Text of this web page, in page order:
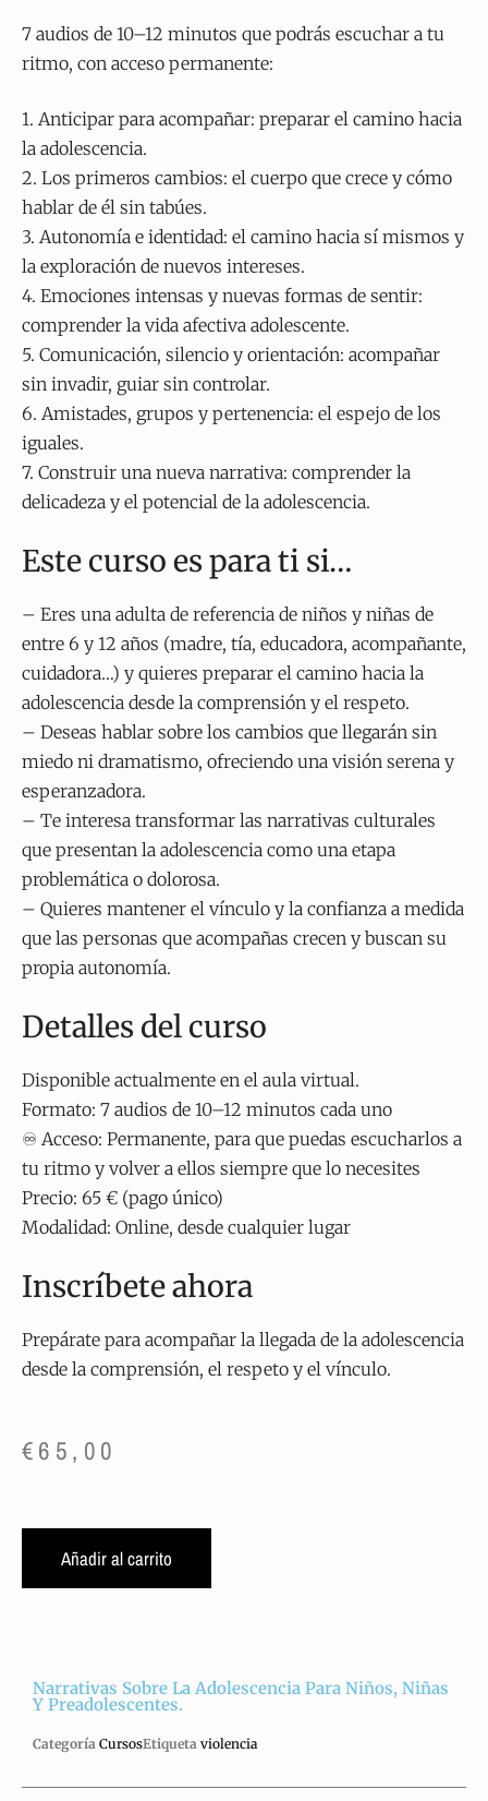
7 audios de 10–12 minutos que podrás escuchar a tu
ritmo, con acceso permanente:
1. Anticipar para acompañar: preparar el camino hacia
la adolescencia.
2. Los primeros cambios: el cuerpo que crece y cómo
hablar de él sin tabúes.
3. Autonomía e identidad: el camino hacia sí mismos y
la exploración de nuevos intereses.
4. Emociones intensas y nuevas formas de sentir:
comprender la vida afectiva adolescente.
5. Comunicación, silencio y orientación: acompañar
sin invadir, guiar sin controlar.
6. Amistades, grupos y pertenencia: el espejo de los
iguales.
7. Construir una nueva narrativa: comprender la
delicadeza y el potencial de la adolescencia.
Este curso es para ti si…
– Eres una adulta de referencia de niños y niñas de
entre 6 y 12 años (madre, tía, educadora, acompañante,
cuidadora…) y quieres preparar el camino hacia la
adolescencia desde la comprensión y el respeto.
– Deseas hablar sobre los cambios que llegarán sin
miedo ni dramatismo, ofreciendo una visión serena y
esperanzadora.
– Te interesa transformar las narrativas culturales
que presentan la adolescencia como una etapa
problemática o dolorosa.
– Quieres mantener el vínculo y la confianza a medida
que las personas que acompañas crecen y buscan su
propia autonomía.
Detalles del curso
Disponible actualmente en el aula virtual.
Formato: 7 audios de 10–12 minutos cada uno
♾ Acceso: Permanente, para que puedas escucharlos a
tu ritmo y volver a ellos siempre que lo necesites
Precio: 65 € (pago único)
Modalidad: Online, desde cualquier lugar
Inscríbete ahora
Prepárate para acompañar la llegada de la adolescencia
desde la comprensión, el respeto y el vínculo.
€65,00
Añadir al carrito
Narrativas Sobre La Adolescencia Para Niños, Niñas
Y Preadolescentes.
Categoría CursosEtiqueta violencia